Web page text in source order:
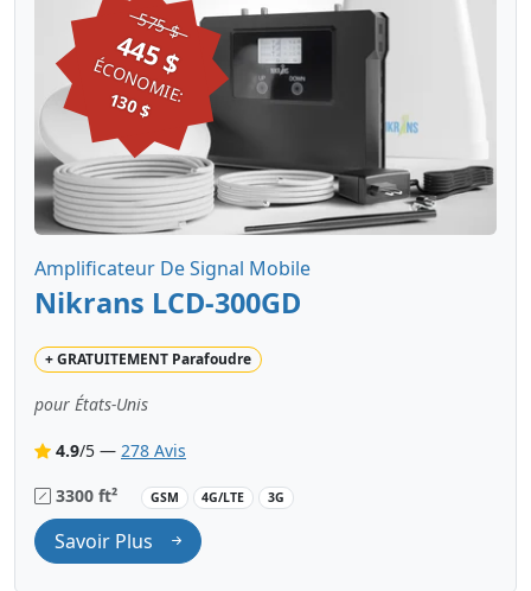
Amplificateur De Signal Mobile
Nikrans LCD-300GD
+GRATUITEMENTParafoudre
pour États-Unis
4.9/5 — 278 Avis
3300 ft²
GSM 4G/LTE 3G
Savoir Plus
575 $
445 $
ÉCONOMIE:
130 $